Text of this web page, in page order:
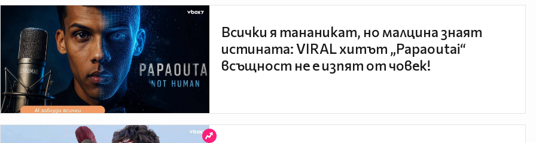
Всички я тананикат, но малцина знаят
истината: VIRAL хитът „Papaoutai“
всъщност не е изпят от човек!